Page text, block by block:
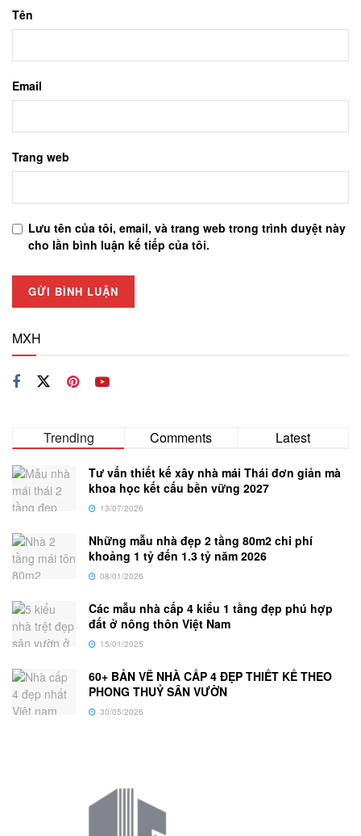
Tên
Email
Trang web
Lưu tên của tôi, email, và trang web trong trình duyệt này
cho lần bình luận kế tiếp của tôi.
MXH
Trending Comments Latest
Tư vấn thiết kế xây nhà mái Thái đơn giản mà
khoa học kết cấu bền vững 2027
13/07/2026
Những mẫu nhà đẹp 2 tầng 80m2 chi phí
khoảng 1 tỷ đến 1.3 tỷ năm 2026
08/01/2026
Các mẫu nhà cấp 4 kiểu 1 tầng đẹp phú hợp
đất ở nông thôn Việt Nam
15/01/2025
60+ BẢN VẼ NHÀ CẤP 4 ĐẸP THIẾT KẾ THEO
PHONG THUỶ SÂN VƯỜN
30/05/2026